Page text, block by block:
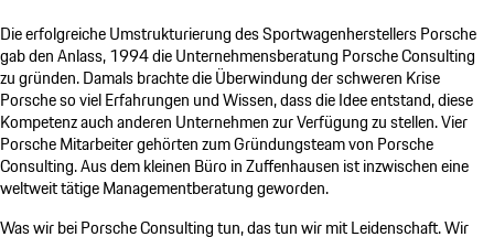
Die erfolgreiche Umstrukturierung des SportwagenherstellersPorsche
gab den Anlass, 1994 die Unternehmensberatung Porsche Consulting
zu gründen. Damals brachte die Überwindung der schweren Krise
Porscheso viel Erfahrungen und Wissen, dass die Idee entstand, diese
Kompetenz auch anderen Unternehmen zur Verfügung zu stellen. Vier
PorscheMitarbeiter gehörten zum Gründungsteam von Porsche
Consulting. Aus dem kleinen Büro in Zuffenhausen ist inzwischen eine
weltweit tätige Managementberatung geworden.
Was wir beiPorsche Consultingtun, das tun wir mit Leidenschaft. Wir